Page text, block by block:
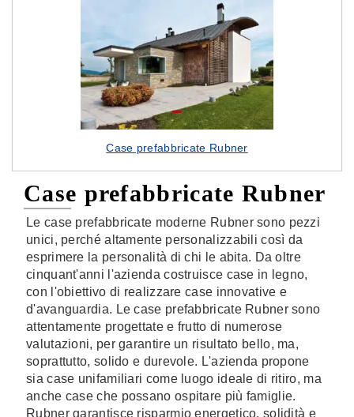
Case prefabbricate Rubner
Case prefabbricate Rubner
Le case prefabbricate moderne Rubner sono pezzi
unici, perché altamente personalizzabili così da
esprimere la personalità di chi le abita. Da oltre
cinquant'anni l'azienda costruisce case in legno,
con l'obiettivo di realizzare case innovative e
d'avanguardia. Le case prefabbricate Rubner sono
attentamente progettate e frutto di numerose
valutazioni, per garantire un risultato bello, ma,
soprattutto, solido e durevole. L'azienda propone
sia case unifamiliari come luogo ideale di ritiro, ma
anche case che possano ospitare più famiglie.
Rubner garantisce risparmio energetico, solidità e